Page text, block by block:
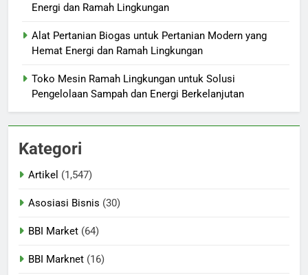
Energi dan Ramah Lingkungan
Alat Pertanian Biogas untuk Pertanian Modern yang
Hemat Energi dan Ramah Lingkungan
Toko Mesin Ramah Lingkungan untuk Solusi
Pengelolaan Sampah dan Energi Berkelanjutan
Kategori
Artikel (1,547)
Asosiasi Bisnis (30)
BBI Market (64)
BBI Marknet (16)